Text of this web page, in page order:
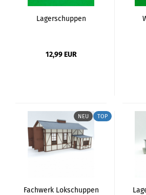
Lagerschuppen
12,99 EUR
NEU TOP
Fachwerk Lokschuppen